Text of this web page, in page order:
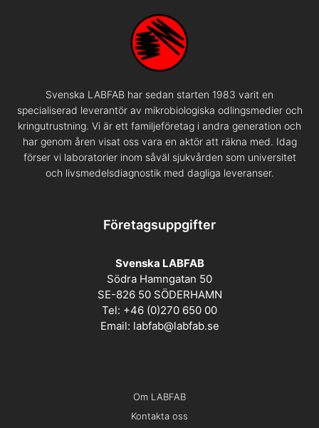
Svenska LABFAB har sedan starten 1983 varit en
specialiserad leverantör av mikrobiologiska odlingsmedier och
kringutrustning. Vi är ett familjeföretag i andra generation och
har genom åren visat oss vara en aktör att räkna med. Idag
förser vi laboratorier inom såväl sjukvården som universitet
och livsmedelsdiagnostik med dagliga leveranser.
Företagsuppgifter
Svenska LABFAB
Södra Hamngatan 50
SE-826 50 SÖDERHAMN
Tel: +46 (0)270 650 00
Email: labfab@labfab.se
Om LABFAB
Kontakta oss